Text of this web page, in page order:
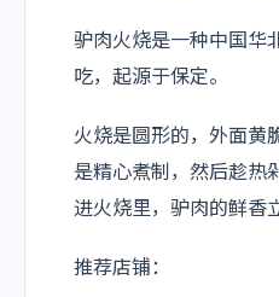
驴肉火烧是一种中国华
吃，起源于保定。
火烧是圆形的，外面黄
是精心煮制，然后趁热
进火烧里，驴肉的鲜香
推荐店铺：